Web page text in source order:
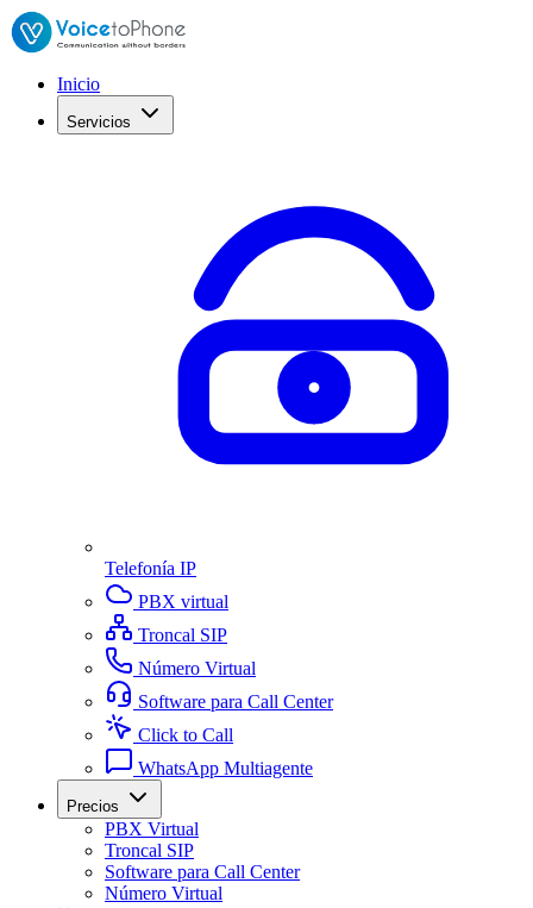
Inicio
Servicios
Telefonía IP
PBX virtual
Troncal SIP
Número Virtual
Software para Call Center
Click to Call
WhatsApp Multiagente
Precios
PBX Virtual
Troncal SIP
Software para Call Center
Número Virtual